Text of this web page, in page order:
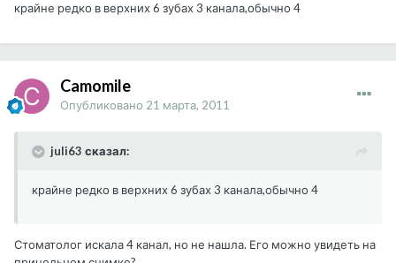
крайне редко в верхних 6 зубах 3 канала,обычно 4
Camomile
Опубликовано 21 марта, 2011
juli63 сказал:
крайне редко в верхних 6 зубах 3 канала,обычно 4
Стоматолог искала 4 канал, но не нашла. Его можно увидеть на